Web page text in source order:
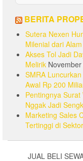
BERITA
Sutera Nexen
Milenial dari
Akses Tol Jadi
Melirik
SMRA
Awal Rp 200
Pentingnya
Nggak Jadi
Marketing Sales
Tertinggi di
JUAL BELI